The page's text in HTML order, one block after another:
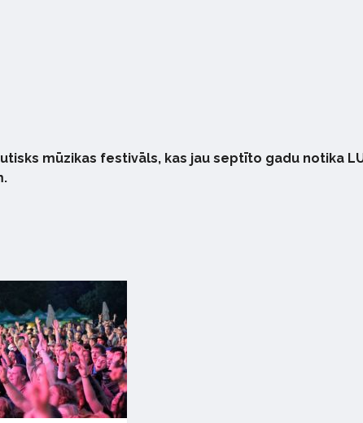
mūzikas festivāls, kas jau septīto gadu notika